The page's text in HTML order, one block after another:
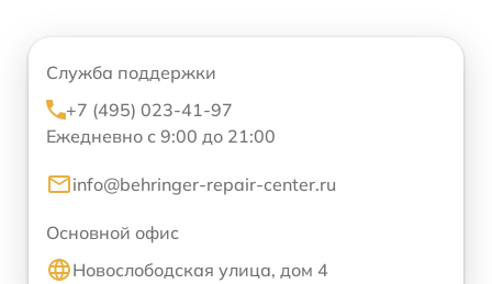
Служба поддержки
+7 (495) 023-41-97
Ежедневно с 9:00 до 21:00
info@behringer-repair-center.ru
Основной офис
Новослободская улица, дом 4